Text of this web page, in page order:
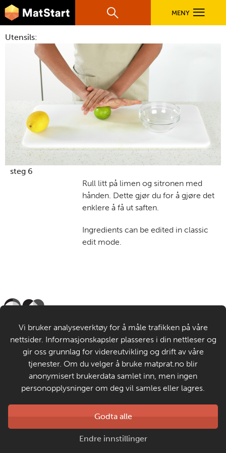
Hopp til hovedinnhold
hovednavigasjonsmobilversjon
MatStart
Søk MENY
OPPSKRIFTER
FILM
FØR DU STARTER
LÆR MER
TIL DE VOKSNE
Utensils:
steg 6
Rull litt på limen og sitronen med
hånden. Dette gjør du for å gjøre det
enklere å få ut saften.
Ingredients can be edited in classic
edit mode.
Om MatStart
Kontakt oss
Personvern og informasjonskapsler
Laget av
Matprat
Vi bruker analyseverktøy for å måle trafikken på våre
nettsider. Informasjonskapsler plasseres i din nettleser og
gir oss grunnlag for videreutvikling og drift av våre
tjenester. Om du velger å bruke matprat.no blir
anonymisert brukerdata samlet inn, men ingen
personopplysninger om deg vil samles eller lagres.
Godta alle
Endre innstillinger